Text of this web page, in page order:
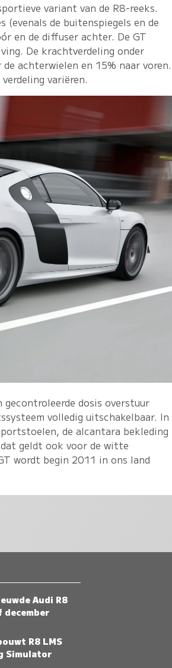
variant van de R8-reeks.
(evenals de buitenspiegels en de
en de diffuser achter. De GT
De krachtverdeling onder
achterwielen en 15% naar voren.
variëren.
dosis overstuur
volledig uitschakelbaar. In
de alcantara bekleding
geldt ook voor de witte
wordt begin 2011 in ons land
Audi R8
december
R8 LMS
Simulator